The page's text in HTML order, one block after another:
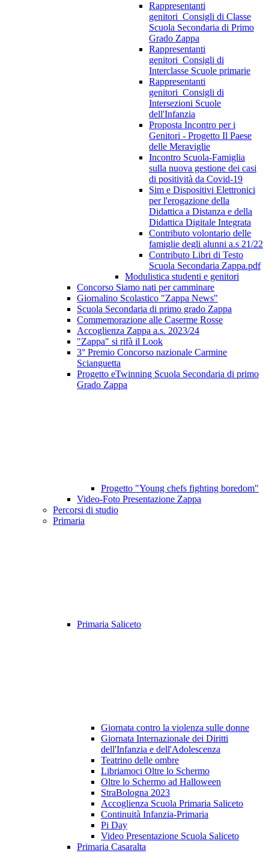
Rappresentanti
genitori_Consigli di Classe
Scuola Secondaria di Primo
Grado Zappa
Rappresentanti
genitori_Consigli di
Interclasse Scuole primarie
Rappresentanti
genitori_Consigli di
Intersezioni Scuole
dell'Infanzia
Proposta Incontro per i
Genitori - Progetto Il Paese
delle Meraviglie
Incontro Scuola-Famiglia
sulla nuova gestione dei casi
di positività da Covid-19
Sim e Dispositivi Elettronici
per l'erogazione della
Didattica a Distanza e della
Didattica Digitale Integrata
Contributo volontario delle
famiglie degli alunni a.s 21/22
Contributo Libri di Testo
Scuola Secondaria Zappa.pdf
Modulistica studenti e genitori
Concorso Siamo nati per camminare
Giornalino Scolastico "Zappa News"
Scuola Secondaria di primo grado Zappa
Commemorazione alle Caserme Rosse
Accoglienza Zappa a.s. 2023/24
"Zappa" si rifà il Look
3° Premio Concorso nazionale Carmine
Scianguetta
Progetto eTwinning Scuola Secondaria di primo
Grado Zappa
Progetto "Young chefs fighting boredom"
Video-Foto Presentazione Zappa
Percorsi di studio
Primaria
Primaria Saliceto
Giornata contro la violenza sulle donne
Giornata Internazionale dei Diritti
dell'Infanzia e dell'Adolescenza
Teatrino delle ombre
Libriamoci Oltre lo Schermo
Oltre lo Schermo ad Halloween
StraBologna 2023
Accoglienza Scuola Primaria Saliceto
Continuità Infanzia-Primaria
Pi Day
Video Presentazione Scuola Saliceto
Primaria Casaralta